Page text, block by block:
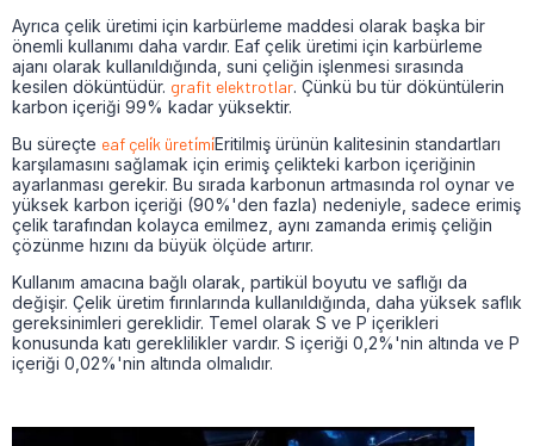
Ayrıca çelik üretimi için karbürleme maddesi olarak başka bir
önemli kullanımı daha vardır. Eaf çelik üretimi için karbürleme
ajanı olarak kullanıldığında, suni çeliğin işlenmesi sırasında
kesilen döküntüdür. grafit elektrotlar. Çünkü bu tür döküntülerin
karbon içeriği 99% kadar yüksektir.
Bu süreçte eaf çeli̇k üreti̇mi̇Eritilmiş ürünün kalitesinin standartları
karşılamasını sağlamak için erimiş çelikteki karbon içeriğinin
ayarlanması gerekir. Bu sırada karbonun artmasında rol oynar ve
yüksek karbon içeriği (90%'den fazla) nedeniyle, sadece erimiş
çelik tarafından kolayca emilmez, aynı zamanda erimiş çeliğin
çözünme hızını da büyük ölçüde artırır.
Kullanım amacına bağlı olarak, partikül boyutu ve saflığı da
değişir. Çelik üretim fırınlarında kullanıldığında, daha yüksek saflık
gereksinimleri gereklidir. Temel olarak S ve P içerikleri
konusunda katı gereklilikler vardır. S içeriği 0,2%'nin altında ve P
içeriği 0,02%'nin altında olmalıdır.